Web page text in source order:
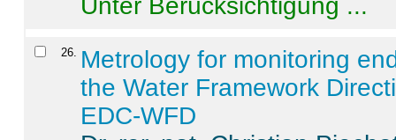
Unter Berücksichtigung ...
26. Metrology for monitoring
the Water Framework
EDC-WFD